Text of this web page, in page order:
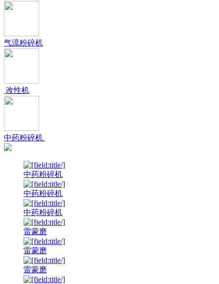
气流粉碎机
改性机
中药粉碎机
中药粉碎机
中药粉碎机
中药粉碎机
雷蒙磨
雷蒙磨
雷蒙磨